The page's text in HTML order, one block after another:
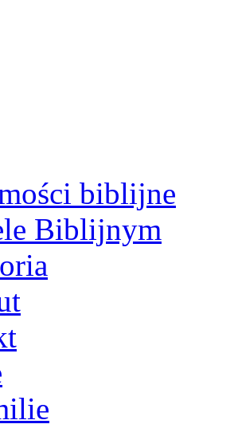
biblijne
Biblijnym